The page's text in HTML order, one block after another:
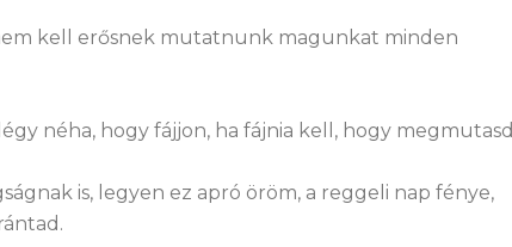
kell erősnek mutatnunk magunkat minden
néha, hogy fájjon, ha fájnia kell, hogy megmutasd
is, legyen ez apró öröm, a reggeli nap fénye,